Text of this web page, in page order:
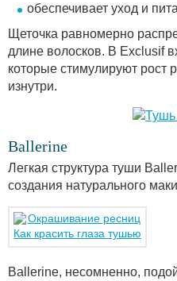
обеспечивает уход и
Щеточка равномерно
длине волосков. В Exclusif
которые стимулируют рост
изнутри.
Ballerine
Легкая структура туши
создания натурального
Как красить глаза тушью
Ballerine, несомненно,